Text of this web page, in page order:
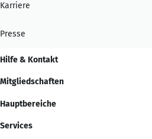
Karriere
Presse
Hilfe & Kontakt
Mitgliedschaften
Hauptbereiche
Services